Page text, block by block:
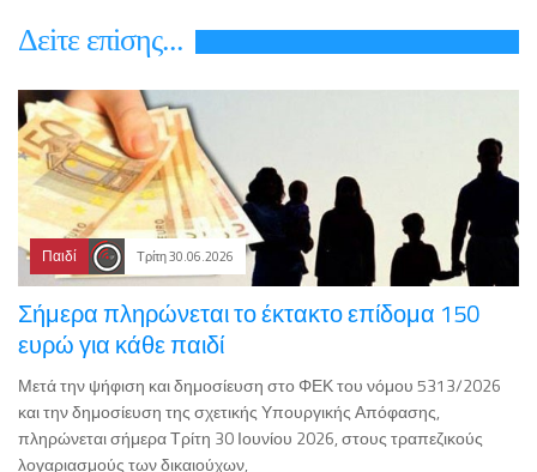
Δεiτε επiσης...
Παιδί Τρίτη 30.06.2026
Σήμερα πληρώνεται το έκτακτο επίδομα 150
ευρώ για κάθε παιδί
Μετά την ψήφιση και δημοσίευση στο ΦΕΚ του νόμου 5313/2026
και την δημοσίευση της σχετικής Υπουργικής Απόφασης,
πληρώνεται σήμερα Τρίτη 30 Ιουνίου 2026, στους τραπεζικούς
λογαριασμούς των δικαιούχων,